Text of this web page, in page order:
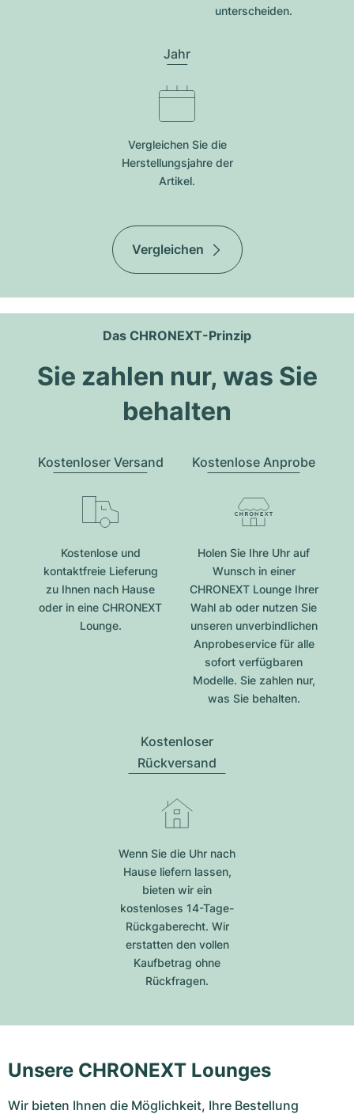
unterscheiden.
Jahr
Vergleichen Sie die
Herstellungsjahre der
Artikel.
Vergleichen
Das CHRONEXT-Prinzip
Sie zahlen nur, was Sie
behalten
Kostenloser Versand
Kostenlose und
kontaktfreie Lieferung
zu Ihnen nach Hause
oder in eine CHRONEXT
Lounge.
Kostenlose Anprobe
Holen Sie Ihre Uhr auf
Wunsch in einer
CHRONEXT Lounge Ihrer
Wahl ab oder nutzen Sie
unseren unverbindlichen
Anprobeservice für alle
sofort verfügbaren
Modelle. Sie zahlen nur,
was Sie behalten.
Kostenloser
Rückversand
Wenn Sie die Uhr nach
Hause liefern lassen,
bieten wir ein
kostenloses 14-Tage-
Rückgaberecht. Wir
erstatten den vollen
Kaufbetrag ohne
Rückfragen.
Unsere CHRONEXT Lounges
Wir bieten Ihnen die Möglichkeit, Ihre Bestellung